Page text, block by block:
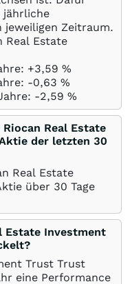
jährliche
Zeitraum.
Real Estate
+3,59 %
-0,63 %
-2,59 %
Real Estate
der letzten 30
Real Estate
über 30 Tage
Estate Investment
Trust Trust
eine Performance